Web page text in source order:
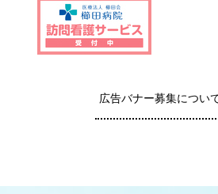
広告バナー募集につい